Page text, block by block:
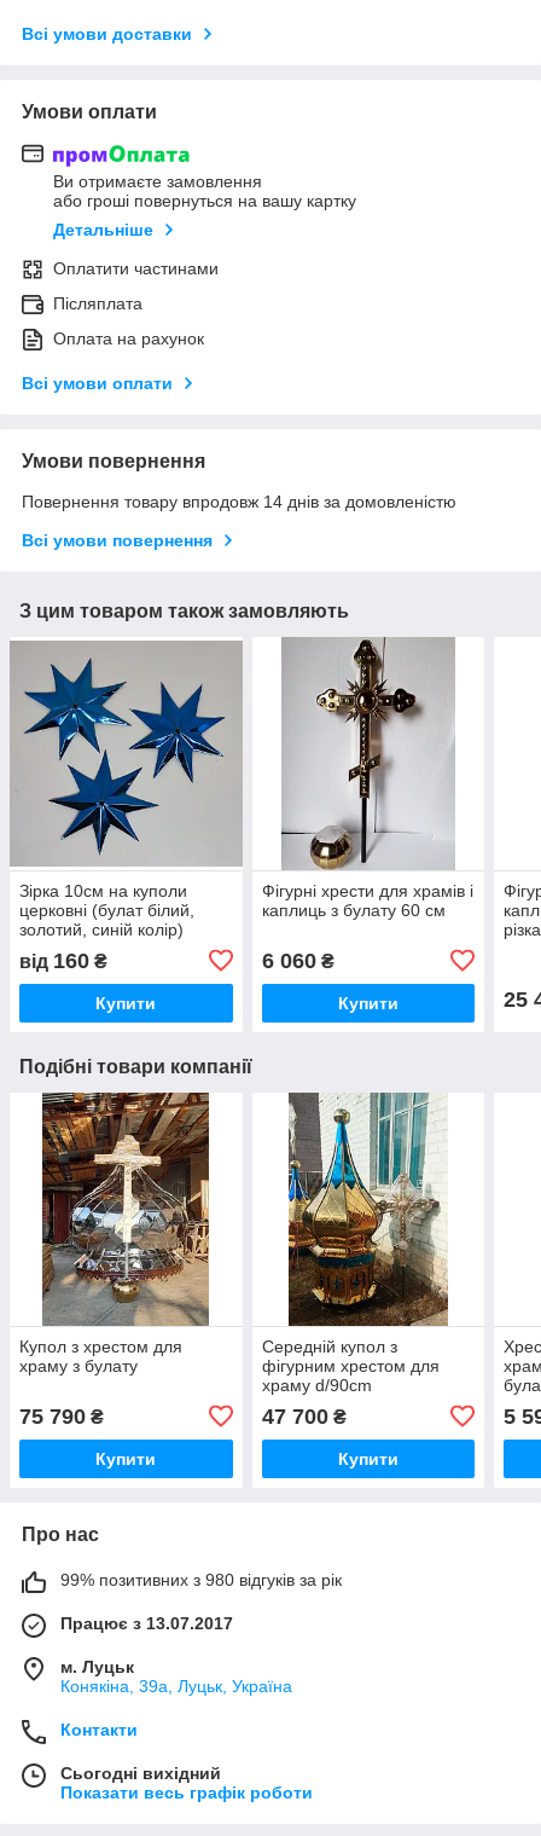
Всі умови доставки
Умови оплати
Ви отримаєте замовлення
або гроші повернуться на вашу картку
Детальніше
Оплатити частинами
Післяплата
Оплата на рахунок
Всі умови оплати
Умови повернення
Повернення товару впродовж 14 днів за домовленістю
Всі умови повернення
З цим товаром також замовляють
Зірка 10см на куполи
церковні (булат білий,
золотий, синій колір)
від 160 ₴
Купити
Фігурні хрести для храмів і
каплиць з булату 60 см
6 060₴
Купити 25
Подібні товари компанії
Купол з хрестом для
храму з булату
75 790 ₴
Купити
Середній купол з
фігурним хрестом для
храму d/90cm
47 700₴
Купити
5
Про нас
99% позитивних з 980 відгуків за рік
Працює з 13.07.2017
м. Луцьк
Конякіна, 39а, Луцьк, Україна
Контакти
Сьогодні вихідний
Показати весь графік роботи